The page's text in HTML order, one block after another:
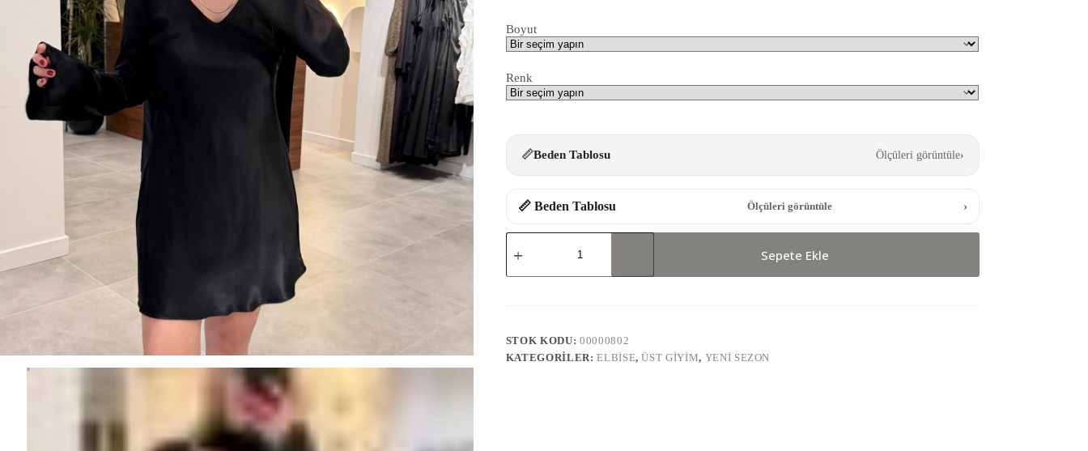
Boyut
Renk
📏Beden Tablosu Ölçüleri görüntüle›
📏 Beden Tablosu Ölçüleri görüntüle ›
10268-
7778
SATEN
Sepete Ekle
STOK KODU: 00000802
KATEGORILER:ELBISE,ÜST GIYIM, YENI SEZON